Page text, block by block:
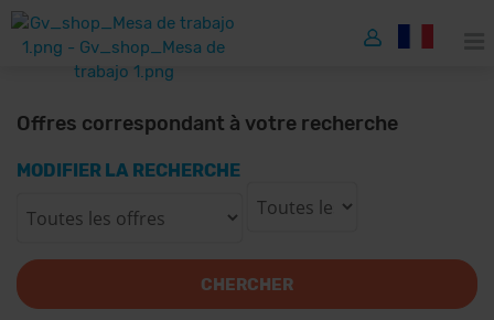
Offres correspondant à votre recherche
MODIFIER LA RECHERCHE
CHERCHER